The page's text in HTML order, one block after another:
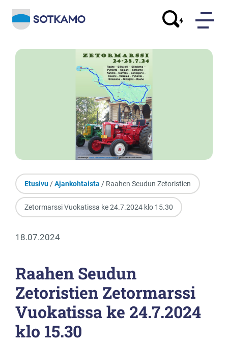
Etusivu/Ajankohtaista / Raahen Seudun Zetoristien
Zetormarssi Vuokatissa ke 24.7.2024 klo 15.30
18.07.2024
Raahen Seudun
Zetoristien Zetormarssi
Vuokatissa ke 24.7.2024
klo 15.30